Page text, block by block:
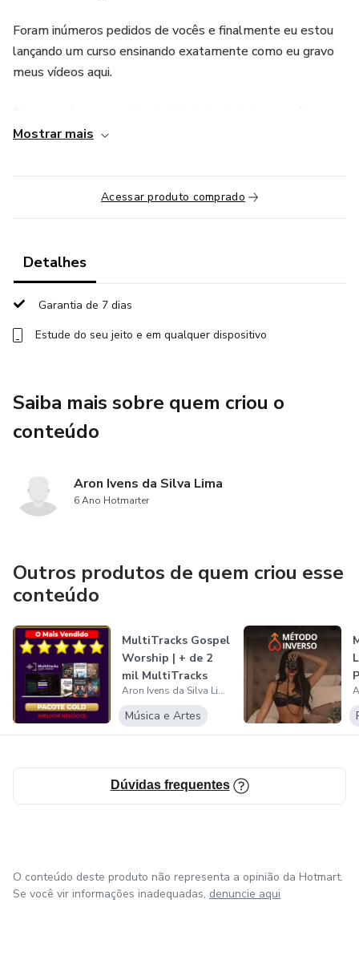
Foram inúmeros pedidos de vocês e finalmente eu estou
lançando um curso ensinando exatamente como eu gravo
meus vídeos aqui.
com a melhor qualidade possível com o que você tem na
dinheiro com equipamentos extremamente caros!
E além disso você vai ganhar de presente junto com o
importantes, como interpretação musical.
Por exemplo, você sabia que não é só sair cantando,
Música é sobre trazer emoção pra alguém e também
vamos falar sobre isso.
Assim viralizar nas redes fica muito mais fácil!
Não perde essa chance, porque quanto mais você demora,
estudando e se preparando.
E aí, você, cheio de potencial, vai esconder os talentos que
Deus te deu?
Mostrar mais
Acessar produto comprado
Detalhes
Garantia de 7 dias
Estude do seu jeito e em qualquer dispositivo
Saiba mais sobre quem criou o
conteúdo
Aron Ivens da Silva Lima
6 Ano Hotmarter
Outros produtos de quem criou esse
conteúdo
MultiTracks Gospel
Worship | + de 2
mil MultiTracks
Aron Ivens da Silva Lima
Música e Artes
Dúvidas frequentes
O conteúdo deste produto não representa a opinião da Hotmart.
Se você vir informações inadequadas, denuncie aqui